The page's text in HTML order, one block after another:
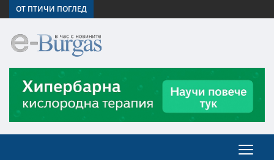
ОТ ПТИЧИ ПОГЛЕД